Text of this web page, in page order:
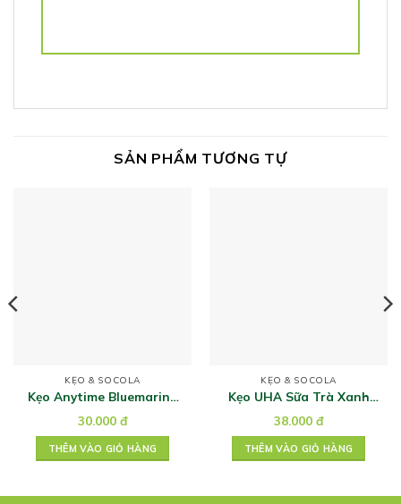
SẢN PHẨM TƯƠNG TỰ
KẸO & SOCOLA
Kẹo Anytime Bluemarine
30.000 đ
THÊM VÀO GIỎ HÀNG
KẸO & SOCOLA
Kẹo UHA Sữa Trà Xanh
38.000 đ
THÊM VÀO GIỎ HÀNG